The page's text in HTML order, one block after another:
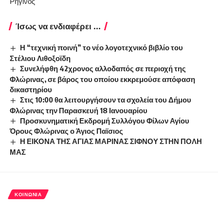
Ίσως να ενδιαφέρει ...
Η “τεχνική ποινή” το νέο λογοτεχνικό βιβλίο του
Στέλιου Λιθοξοϊδη
Συνελήφθη 42χρονος αλλοδαπός σε περιοχή της
Φλώρινας, σε βάρος του οποίου εκκρεμούσε απόφαση
δικαστηρίου
Στις 10:00 θα λειτουργήσουν τα σχολεία του Δήμου
Φλώρινας την Παρασκευή 18 Ιανουαρίου
Προσκυνηματική Εκδρομή Συλλόγου Φίλων Αγίου
Όρους Φλώρινας ο Άγιος Παϊσιος
Η ΕΙΚΟΝΑ ΤΗΣ ΑΓΙΑΣ ΜΑΡΙΝΑΣ ΣΙΦΝΟΥ ΣΤΗΝ ΠΟΛΗ
ΜΑΣ
ΚΟΙΝΩΝΊΑ